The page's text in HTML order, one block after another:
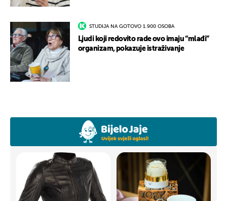
STUDIJA NA GOTOVO 1.900 OSOBA
Ljudi koji redovito rade ovo imaju “mlađi”
organizam, pokazuje istraživanje